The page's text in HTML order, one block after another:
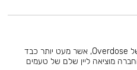
בשנת 2021 Burn הוציא טעם אחד של Overdose, אשר מעט יותר כבד